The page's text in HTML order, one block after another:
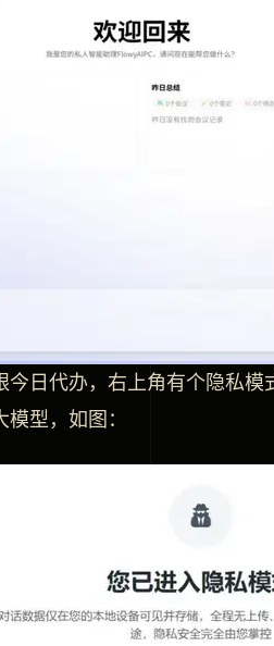
今日代办，右上角有个隐私
型，如图：